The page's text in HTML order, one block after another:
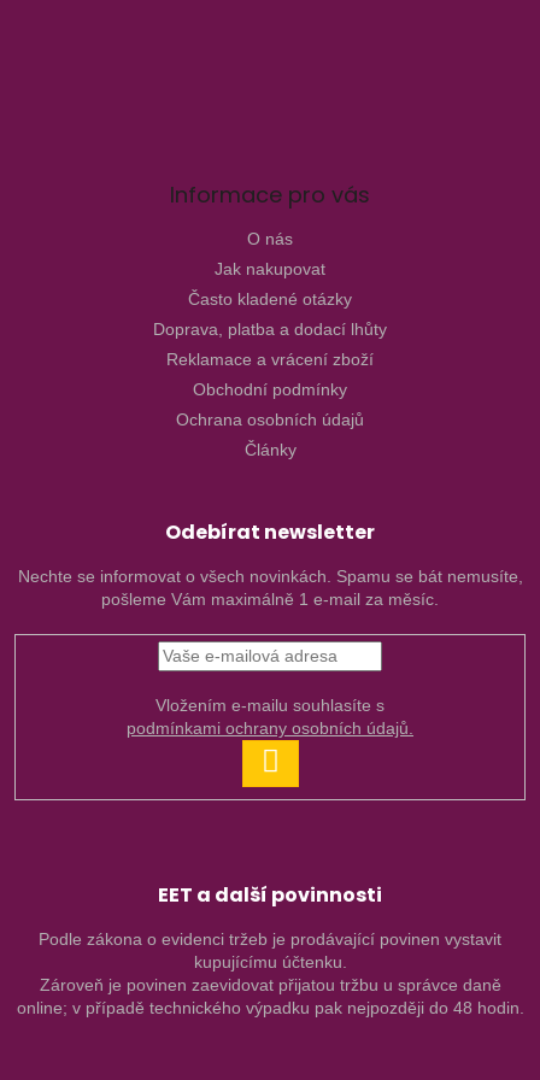
Informace pro vás
O nás
Jak nakupovat
Často kladené otázky
Doprava, platba a dodací lhůty
Reklamace a vrácení zboží
Obchodní podmínky
Ochrana osobních údajů
Články
Odebírat newsletter
Nechte se informovat o všech novinkách. Spamu se bát nemusíte,
pošleme Vám maximálně 1 e-mail za měsíc.
podmínkami ochrany osobních údajů.
SE
EET a další povinnosti
Podle zákona o evidenci tržeb je prodávající povinen vystavit
kupujícímu účtenku.
Zároveň je povinen zaevidovat přijatou tržbu u správce daně
online; v případě technického výpadku pak nejpozději do 48 hodin.